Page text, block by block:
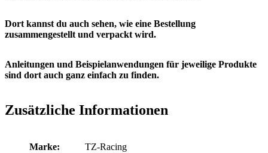
Dort kannst du auch sehen, wie eine Bestellung
zusammengestellt und verpackt wird.
Anleitungen und Beispielanwendungen für jeweilige Produkte
sind dort auch ganz einfach zu finden.
Zusätzliche Informationen
Marke: TZ-Racing